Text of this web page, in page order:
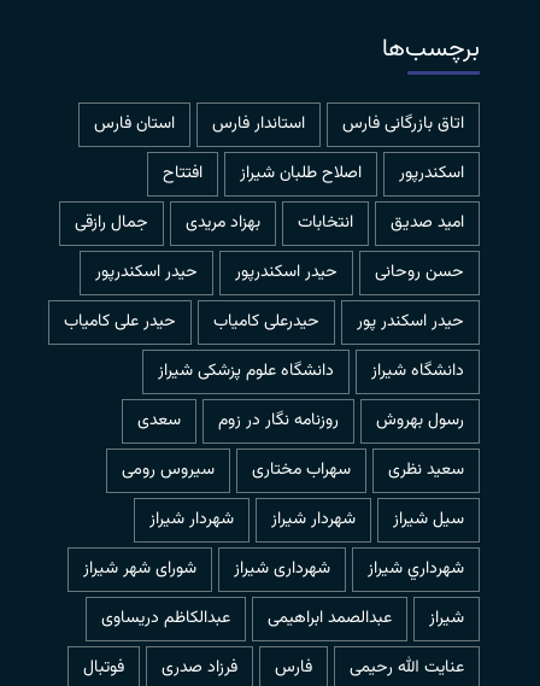
برچسب‌ها
اتاق بازرگانی فارس استاندار فارس
استان فارس
اسکندرپور
اصلاح طلبان شیراز
افتتاح
امید صدیق
انتخابات بهزاد مریدی
جمال رازقی
حسن روحانی
حيدر اسكندرپور
حیدر اسکندرپور
حیدر اسکندر پور
حیدرعلی کامیاب
حیدر علی کامیاب
دانشگاه شیراز
دانشگاه علوم پزشکی شیراز
رسول بهروش
روزنامه نگار در زوم
سعدی
سعید نظری
سهراب مختاری
سیروس رومی
سیل شیراز
شهردار شيراز
شهردار شیراز
شهرداري شيراز
شهرداری شیراز
شورای شهر شیراز
شیراز
عبدالصمد ابراهیمی
عبدالکاظم دریساوی
عنایت الله رحیمی
فارس فرزاد صدری
فوتبال